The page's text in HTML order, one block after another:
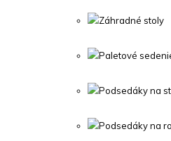
Záhradné stoly
Paletové
Podsedáky na
Podsedáky na